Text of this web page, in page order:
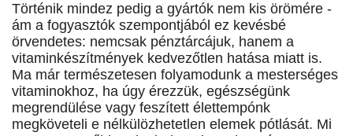
Történik mindez pedig a gyártók nem kis örömére -
ám a fogyasztók szempontjából ez kevésbé
örvendetes: nemcsak pénztárcájuk, hanem a
vitaminkészítmények kedvezőtlen hatása miatt is.
Ma már természetesen folyamodunk a mesterséges
vitaminokhoz, ha úgy érezzük, egészségünk
megrendülése vagy feszített élettempónk
megköveteli e nélkülözhetetlen elemek pótlását. Mi